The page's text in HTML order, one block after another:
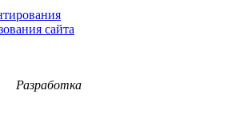
сайта
Разработка